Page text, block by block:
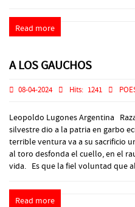
Read more
A LOS GAUCHOS
08-04-2024 Hits: 1241
Leopoldo Lugones Argentina
silvestre dio a la patria en garbo
terrible ventura va a su sacrificio
al toro desfonda el cuello, en el
vida. Es que la fiel voluntad que
Read more